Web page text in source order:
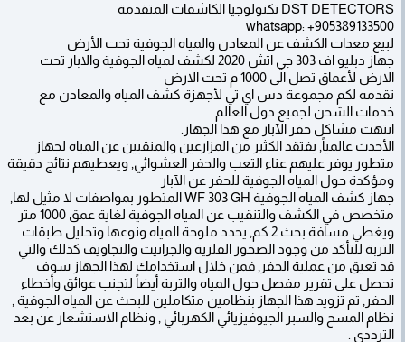
DST DETECTORS تكنولوجيا الكاشفات المتقدمة
whatsapp: +905389133500
لبيع معدات الكشف عن المعادن والمياه الجوفية تحت الأرض
جهاز دبليو اف 303 جي اتش 2020 لكشف لمياه الجوفية والابار تحت
الارض لأعماق تصل الى 1000 م تحت الارض
تقدمه لكم مجموعة دس اي تي لأجهزة كشف المياه والمعادن مع
خدمات الشحن لجميع دول العالم
انتهت مشاكل حفر الآبار مع هذا الجهاز.
الأحدث عالمياً, يفتقد الكثير من المزارعين والمنقبين عن المياه لجهاز
متطور يوفر عليهم عناء التعب والحفر العشوائي, ويعطيهم نتائج دقيقة
ومؤكدة حول المياه الجوفية للحفر عن الآبار
جهاز كشف المياه الجوفية WF 303 GH المتطور بمواصفات لا مثيل لها,
متخصص في الكشف والتنقيب عن المياه الجوفية لغاية عمق 1000 متر
ويغطي مسافة بحث 2 كم, يحدد ملوحة المياه ونوعها وتحليل طبقات
التربة للتأكد من وجود الصخور الفلزية والجرانيت والتجاويف كذلك والتي
قد تعيق من عملية الحفر, فمن خلال استخدامك لهذا الجهاز سوف
تحصل على تقرير مفصل حول المياه والتربة أيضاً لتجنب عوائق وأخطاء
الحفر, تم تزويد هذا الجهاز بنظامين متكاملين للبحث عن المياه الجوفية ,
نظام المسح والسبر الجيوفيزيائي الكهربائي , ونظام الاستشعار عن بعد
الترددي .